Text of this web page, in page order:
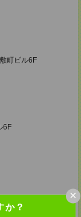
か？
×
町ビル6F
6F